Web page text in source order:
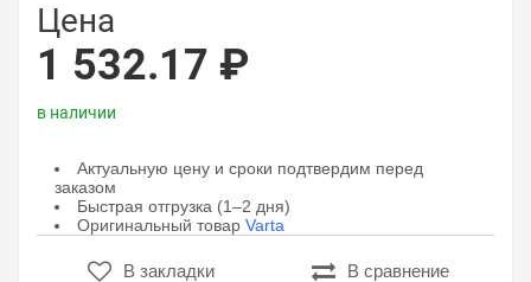
Цена
1 532.17 ₽
в наличии
Актуальную цену и сроки подтвердим перед
заказом
Быстрая отгрузка (1–2 дня)
Оригинальный товар Varta
В закладки В сравнение